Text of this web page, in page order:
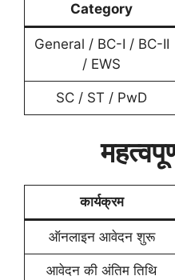
Category
General / BC-I / BC-II
/ EWS
SC / ST / PwD
कार्यक्रम
ऑनलाइन आवेदन शुरू
आवेदन की अंतिम तिथि